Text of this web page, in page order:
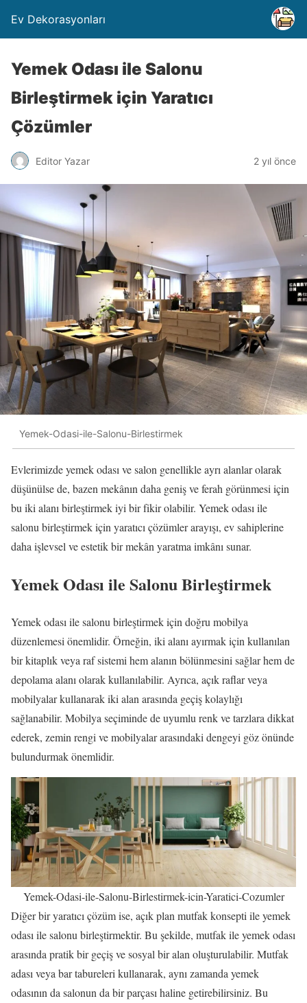
Ev Dekorasyonları
Yemek Odası ile Salonu
Birleştirmek için Yaratıcı
Çözümler
Editor Yazar 2 yıl önce
Yemek-Odasi-ile-Salonu-Birlestirmek
Evlerimizde yemek odası ve salon genellikle ayrı alanlar olarak
düşünülse de, bazen mekânın daha geniş ve ferah görünmesi için
bu iki alanı birleştirmek iyi bir fikir olabilir. Yemek odası ile
salonu birleştirmek için yaratıcı çözümler arayışı, ev sahiplerine
daha işlevsel ve estetik bir mekân yaratma imkânı sunar.
Yemek Odası ile Salonu Birleştirmek
Yemek odası ile salonu birleştirmek için doğru mobilya
düzenlemesi önemlidir. Örneğin, iki alanı ayırmak için kullanılan
bir kitaplık veya raf sistemi hem alanın bölünmesini sağlar hem de
depolama alanı olarak kullanılabilir. Ayrıca, açık raflar veya
mobilyalar kullanarak iki alan arasında geçiş kolaylığı
sağlanabilir. Mobilya seçiminde de uyumlu renk ve tarzlara dikkat
ederek, zemin rengi ve mobilyalar arasındaki dengeyi göz önünde
bulundurmak önemlidir.
Yemek-Odasi-ile-Salonu-Birlestirmek-icin-Yaratici-Cozumler
Diğer bir yaratıcı çözüm ise, açık plan mutfak konsepti ile yemek
odası ile salonu birleştirmektir. Bu şekilde, mutfak ile yemek odası
arasında pratik bir geçiş ve sosyal bir alan oluşturulabilir. Mutfak
adası veya bar tabureleri kullanarak, aynı zamanda yemek
odasının da salonun da bir parçası haline getirebilirsiniz. Bu